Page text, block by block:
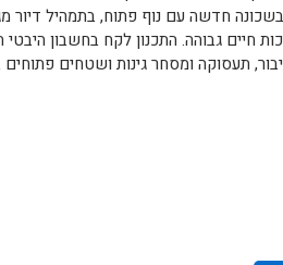
חדשה עם נוף פתוח, בתמהיל דיור
חיים גבוהה. התכנון לקח בחשבון
תעסוקה ומסחר גינות ושטחים